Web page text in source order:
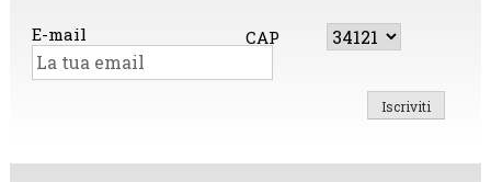
E-mail CAP